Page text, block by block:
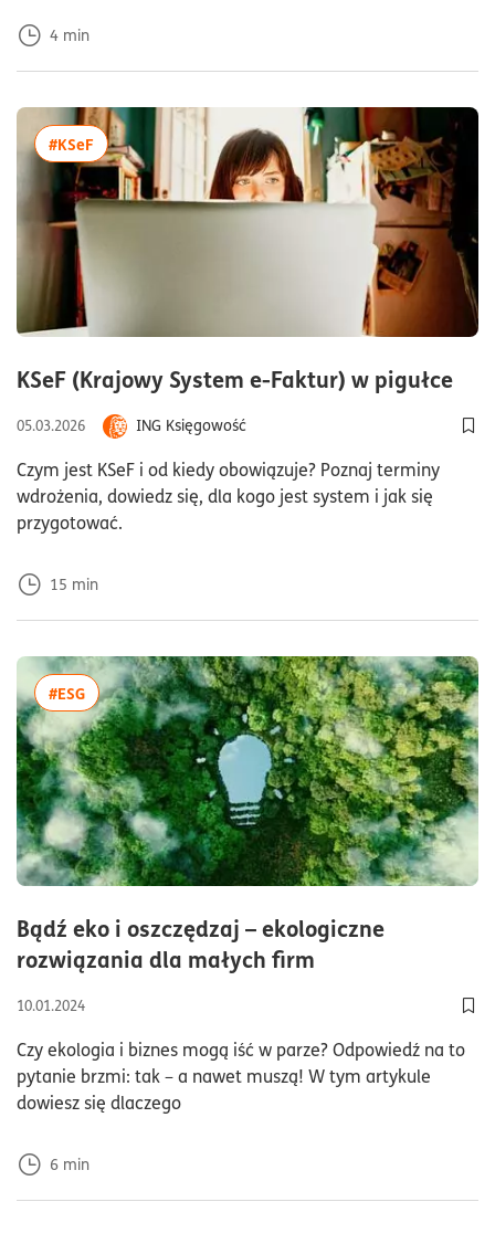
4 min
KSeF (Krajowy System e-Faktur) w pigułce
05.03.2026
ING Księgowość
Czym jest KSeF i od kiedy obowiązuje? Poznaj terminy
wdrożenia, dowiedz się, dla kogo jest system i jak się
przygotować.
15 min
#KSeFwięcej artykułów z tagiem:#KSeF
Bądź eko i oszczędzaj – ekologiczne
rozwiązania dla małych firm
10.01.2024
Czy ekologia i biznes mogą iść w parze? Odpowiedź na to
pytanie brzmi: tak – a nawet muszą! W tym artykule
dowiesz się dlaczego
6 min
#ESGwięcej artykułów z tagiem:#ESG